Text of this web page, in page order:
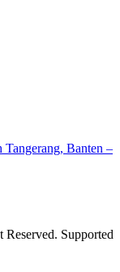
Banten –
Supported